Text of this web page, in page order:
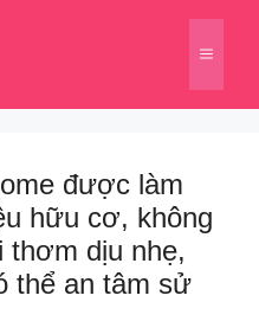
Menu
được làm
hữu cơ, không
thơm dịu nhẹ,
thể an tâm sử